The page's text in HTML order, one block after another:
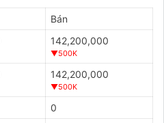
Bán
142,200,000
▼500K
142,200,000
▼500K
0